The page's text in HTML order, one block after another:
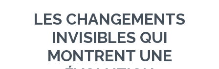
LES CHANGEMENTS
INVISIBLES QUI
MONTRENT UNE